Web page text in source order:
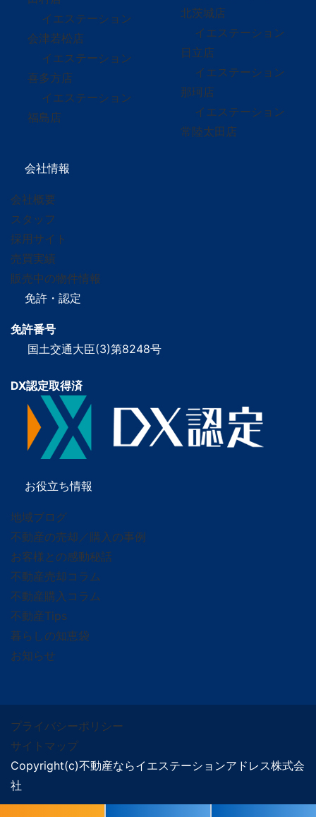
イエステーション
会津若松店
イエステーション
喜多方店
イエステーション
福島店
北茨城店
イエステーション
日立店
イエステーション
那珂店
イエステーション
常陸太田店
会社情報
会社概要
スタッフ
採用サイト
売買実績
販売中の物件情報
免許・認定
免許番号
国土交通大臣(3)第8248号
DX認定取得済
お役立ち情報
地域ブログ
不動産の売却／購入の事例
お客様との感動秘話
不動産売却コラム
不動産購入コラム
不動産Tips
暮らしの知恵袋
お知らせ
プライバシーポリシー
サイトマップ
Copyright(c)不動産ならイエステーションアドレス株式会
社